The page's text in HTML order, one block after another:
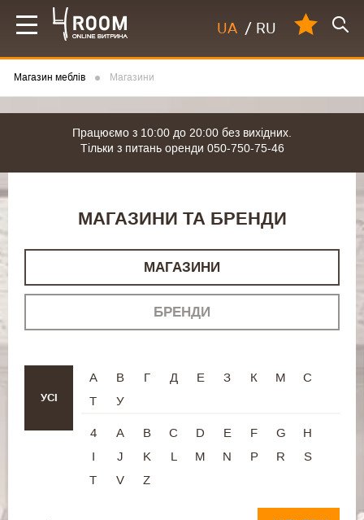
UA / RU
Магазин меблів Магазини
Працюємо з 10:00 до 20:00 без вихідних.
Тільки з питань оренди 050-750-75-46
МАГАЗИНИ ТА БРЕНДИ
МАГАЗИНИ
БРЕНДИ
УСІ
А В Г Д Е З К М
С
Т
У
4 A B C D E F G
H
I
J K L M N P R
S
T
V Z